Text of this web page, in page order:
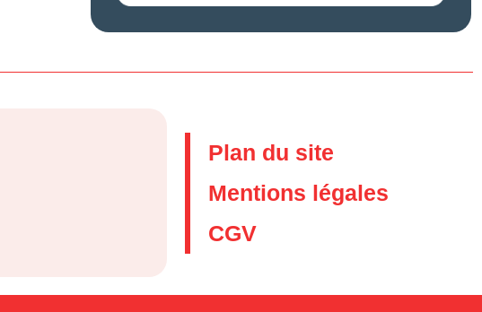
Plan du site
Mentions légales
CGV